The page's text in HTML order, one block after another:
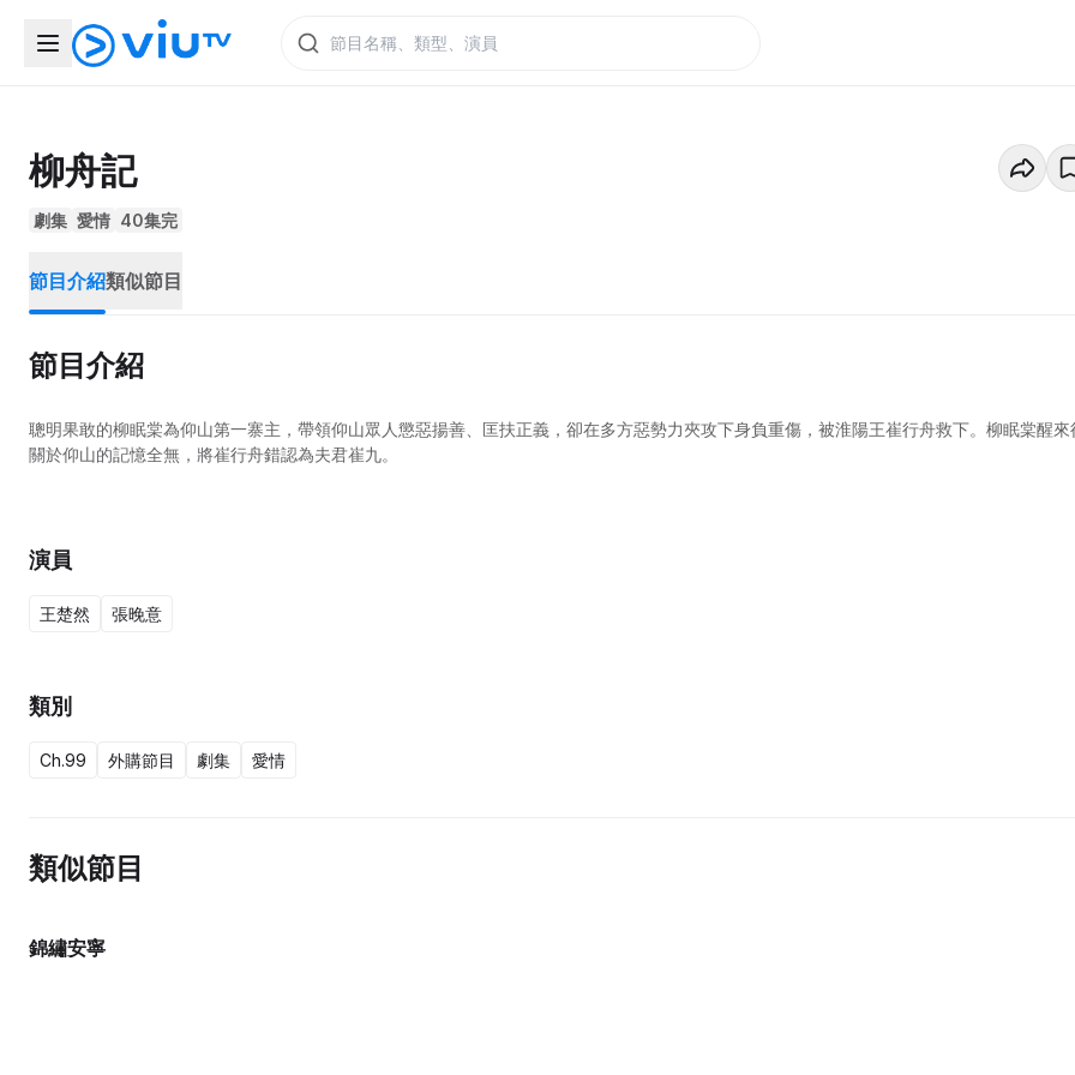
柳舟記
劇集 愛情 40集完
節目介紹類似節目
節目介紹
聰明果敢的柳眠棠為仰山第一寨主，帶領仰山眾人懲惡揚善、匡扶正義，卻在多方惡勢力夾攻下身負重傷，被淮陽王崔行舟救下。柳眠棠醒來
關於仰山的記憶全無，將崔行舟錯認為夫君崔九。
演員
王楚然 張晚意
類別
Ch.99 外購節目 劇集 愛情
類似節目
錦繡安寧